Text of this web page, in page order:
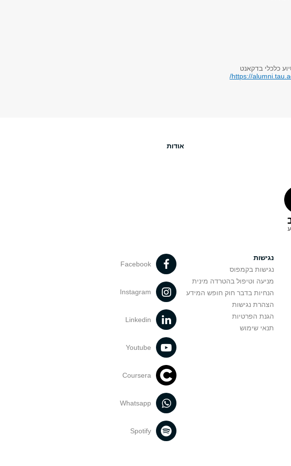
כלכלי בדקאנט
https://
אודות
נגישות
נגישות בקמפוס
מניעה וטיפול בהטרדה מינית
הנחיות בדבר חוק חופש המידע
הצהרת נגישות
הגנת הפרטיות
תנאי שימוש
Facebook
Instagram
Linkedin
Youtube
Coursera
Whatsapp
Spotify